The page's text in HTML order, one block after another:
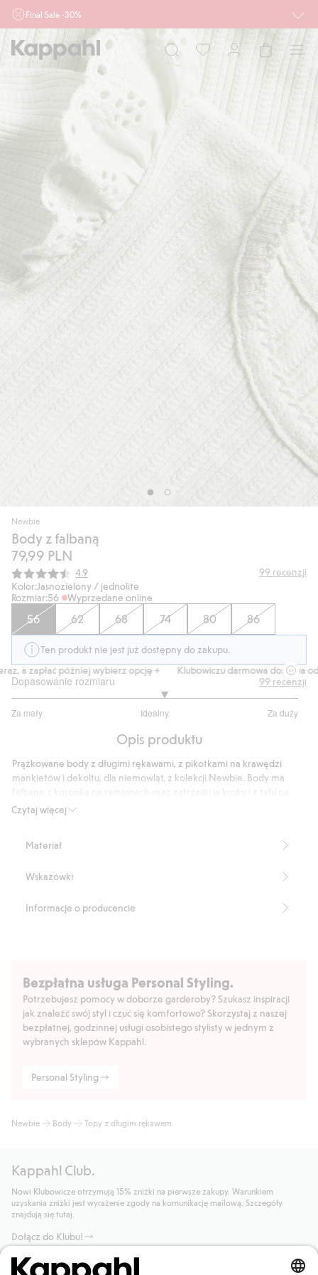
Final Sale -30%
Ważne przy zakupie min. 2 sztuk produktów włączonych w ofertę, również z
działu outlet do 10.8 w sklepach Kappahl i Newbie oraz na kappahl.com. Ofert
nie łączymy
Mężczyzna
Niemowlę
Newbie
Body z falbaną
79,99 PLN
Średnia ocena:
4.9 99 recenzji
Kolor:Jasnozielony / jednolite
Rozmiar:56 Wyprzedane online
56 62 68 74 80 86
Ten produkt nie jest już dostępny do zakupu.
a zapłać później wybierz opcję +
Klubowiczu darmowa dostawa od
Dopasowanie rozmiaru
Za mały Idealny Za duży
na
82
głosów
99 recenzji
Opis produktu
Czytaj więcej
Prążkowane body z długimi rękawami, z pikotkami na krawędzi
mankietów i dekoltu, dla niemowląt, z kolekcji Newbie. Body ma
karku.
Organic cotton- GOTS
Materiał
Wskazówki
Informacje o producencie
Bezpłatna usługa Personal Styling.
Potrzebujesz pomocy w doborze garderoby? Szukasz inspiracji
jak znaleźć swój styl i czuć się komfortowo? Skorzystaj z naszej
bezpłatnej, godzinnej usługi osobistego stylisty w jednym z
wybranych sklepów Kappahl.
Personal Styling
Newbie Body Topy z długim rękawem
Kappahl Club.
Nowi Klubowicze otrzymują 15% zniżki na pierwsze zakupy. Warunkiem
uzyskania zniżki jest wyrażenie zgody na komunikację mailową. Szczegóły
znajdują się tutaj.
Dołącz do Klubu!